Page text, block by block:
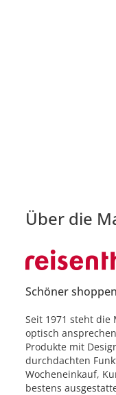
Über die
Schöner
Seit 1971 steht die
optisch
Produkte mit
durchdachten
Wocheneinkauf,
bestens